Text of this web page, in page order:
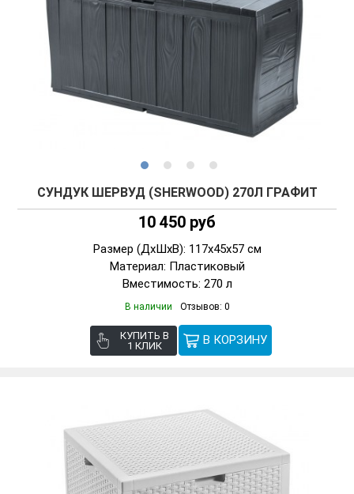
СУНДУК ШЕРВУД (SHERWOOD) 270Л ГРАФИТ
10 450 руб
Размер (ДxШxВ): 117x45x57 см
Материал: Пластиковый
Вместимость: 270 л
В наличии Отзывов: 0
КУПИТЬ В
1 КЛИК